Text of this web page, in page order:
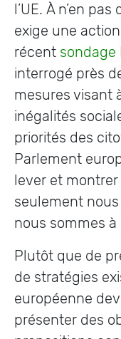
l’UE. À n’en
exige une
récent sondage
interrogé près
mesures visant
inégalités
priorités des
Parlement
lever et
seulement
nous sommes
Plutôt que de
de stratégies
européenne
présenter des